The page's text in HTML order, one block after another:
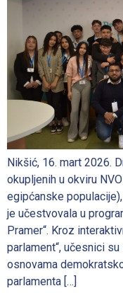
Nikšić, 16. mart 2026.
okupljenih u okviru
egipćanske
je učestvovala u
Pramer“. Kroz
parlament“, učesnici
osnovama
parlamenta […]